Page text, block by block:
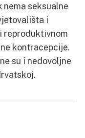
seksualne
i
reproduktivnom
kontracepcije.
su i nedovoljne